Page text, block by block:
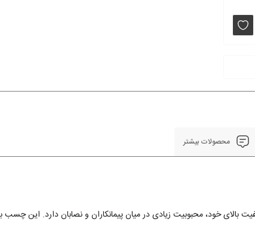
محصولات بیشتر
بالای خود، محبوبیت زیادی در میان پیمانکاران و نصابان دارد. این